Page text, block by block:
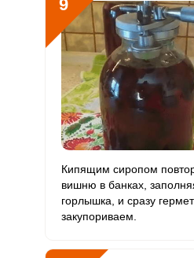
9
Кипящим сиропом
вишню в банках,
горлышка, и сразу
закупориваем.